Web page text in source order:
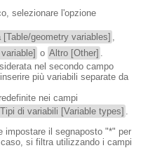
selezionare l'opzione
geometry variables]
o Altro [Other]
nel secondo campo
più variabili separate da
nei campi
Tipi di variabili [Variable types]
impostare il segnaposto "*" per
si filtra utilizzando i campi